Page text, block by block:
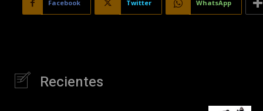
Facebook Twitter WhatsApp
Recientes